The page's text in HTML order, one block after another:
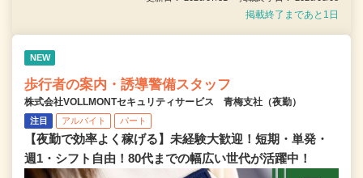
掲載終了まであと1日
NEW
歩行者の案内・誘導警備スタッフ
株式会社VOLLMONTセキュリティサービス 青梅支社（夜勤）
注目 アルバイト パート
【夜勤で効率よく稼げる】未経験大歓迎！短期・単発・
週1・シフト自由！80代までの幅広い世代が活躍中！